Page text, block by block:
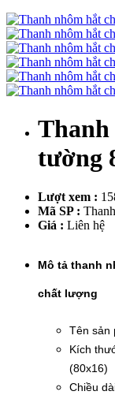
Thanh
tường
Lượt xem :
Mã SP :
Giá : Liên hệ
Mô tả thanh
chất lượng
Tên sản
Kích
(80x16)
Chiều